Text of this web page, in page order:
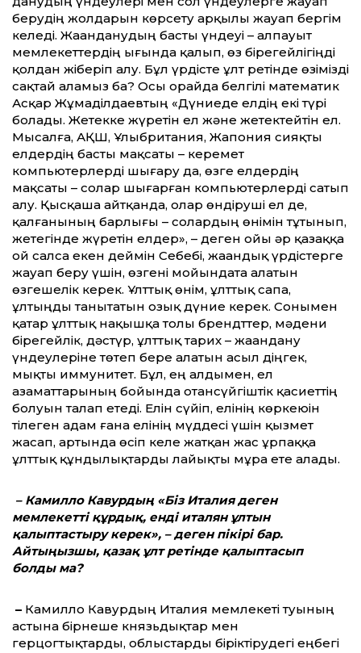
берудің жолдарын көрсету арқылы жауап бергім
келеді. Жаһанданудың басты үндеуі – алпауыт
мемлекеттердің ығында қалып, өз бірегейлігіңді
қолдан жіберіп алу. Бұл үрдісте ұлт ретінде өзімізді
сақтай аламыз ба? Осы орайда белгілі математик
Асқар Жұмаділдаевтың «Дүниеде елдің екі түрі
болады. Жетекке жүретін ел және жетек­тейтін ел.
Мысалға, АҚШ, Ұлыбритания, Жапония сияқты
елдердің басты мақсаты – керемет
компьютерлерді шығару да, өзге елдердің
мақсаты – солар шығарған компьютерлерді сатып
алу. Қысқаша айтқанда, олар өндіруші ел де,
қалғанының барлығы – солардың өнімін тұтынып,
жетегінде жүретін елдер», – деген ойы әр қазаққа
ой салса екен деймін Себебі, жа­һан­дық үрдістерге
жауап беру үшін, өзгені мойындата алатын
өзгешелік керек. Ұлттық өнім, ұлттық сапа,
ұлтыңды танытатын озық дүние керек. Сонымен
қатар ұлттық нақышқа толы брендттер, мәдени
бірегейлік, дәстүр, ұлттық тарих – жаһандану
үндеулеріне төтеп бере алатын асыл діңгек,
мықты иммунитет. Бұл, ең алдымен, ел
азаматтарының бойында отансүйгіштік қасиеттің
болуын талап етеді. Елін сүйіп, елінің көркеюін
тілеген адам ғана елінің мүддесі үшін қызмет
жасап, артында өсіп келе жатқан жас ұрпаққа
ұлттық құндылықтарды лайықты мұра ете алады.
– Камилло Кавурдың «Біз Италия деген
мемлекетті құрдық, енді италян ұлтын
қалыптастыру керек», – деген пікірі бар.
Айтыңызшы, қазақ ұлт ретінде қалыптасып
болды ма?
– Камилло Кавурдың Италия мемлекеті туының
астына бірнеше князьдықтар мен
герцогтықтарды, облыстарды біріктірудегі еңбегі